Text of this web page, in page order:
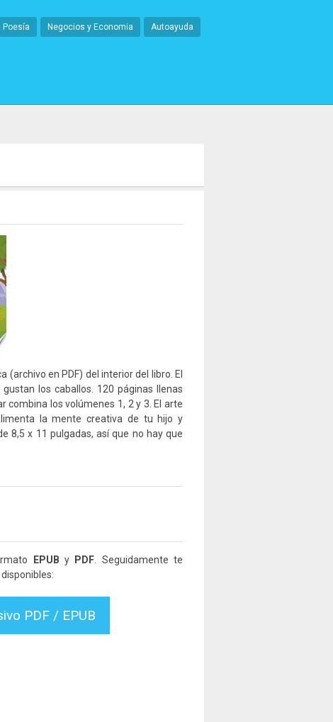
Poesía Negocios y Economia Autoayuda
en PDF) del interior del libro. El
los caballos. 120 páginas llenas
combina los volúmenes 1, 2 y 3. El arte
la mente creativa de tu hijo y
8,5 x 11 pulgadas, así que no hay que
EPUB y PDF . Seguidamente te
PDF / EPUB